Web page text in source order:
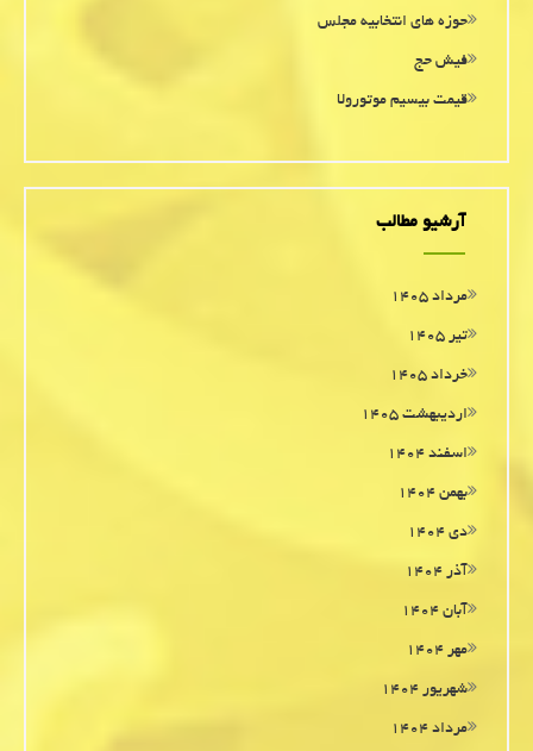
حوزه های انتخابیه مجلس
فیش حج
قیمت بیسیم موتورولا
آرشیو مطالب
مرداد ۱۴۰۵
تیر ۱۴۰۵
خرداد ۱۴۰۵
اردیبهشت ۱۴۰۵
اسفند ۱۴۰۴
بهمن ۱۴۰۴
دی ۱۴۰۴
آذر ۱۴۰۴
آبان ۱۴۰۴
مهر ۱۴۰۴
شهریور ۱۴۰۴
مرداد ۱۴۰۴